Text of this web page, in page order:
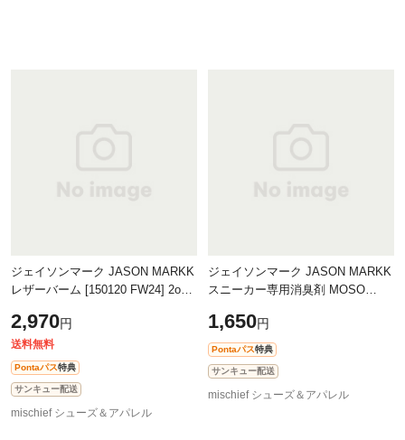
ジェイソンマーク JASON MARKK
レザーバーム [150120 FW24] 2oz
シューズケア用品 皮革用保湿クリ
ーム
2,970円
送料無料
Pontaパス特典
サンキュー配送
mischief シューズ＆アパレル
ジェイソンマーク JASON MARKK
スニーカー専用消臭剤 MOSO
[104008]
1,650円
Pontaパス特典
サンキュー配送
mischief シューズ＆アパレル